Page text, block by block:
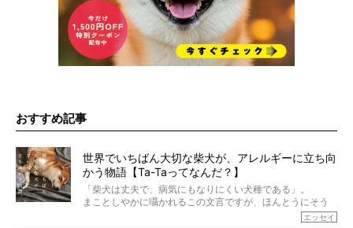
おすすめ記事
世界でいちばん大切な柴犬が、アレルギーに立ち向
かう物語【Ta-Taってなんだ？】
「柴犬は丈夫で、病気にもなりにくい犬種である」。
まことしやかに囁かれるこの文言ですが、ほんとうにそう
エッセイ